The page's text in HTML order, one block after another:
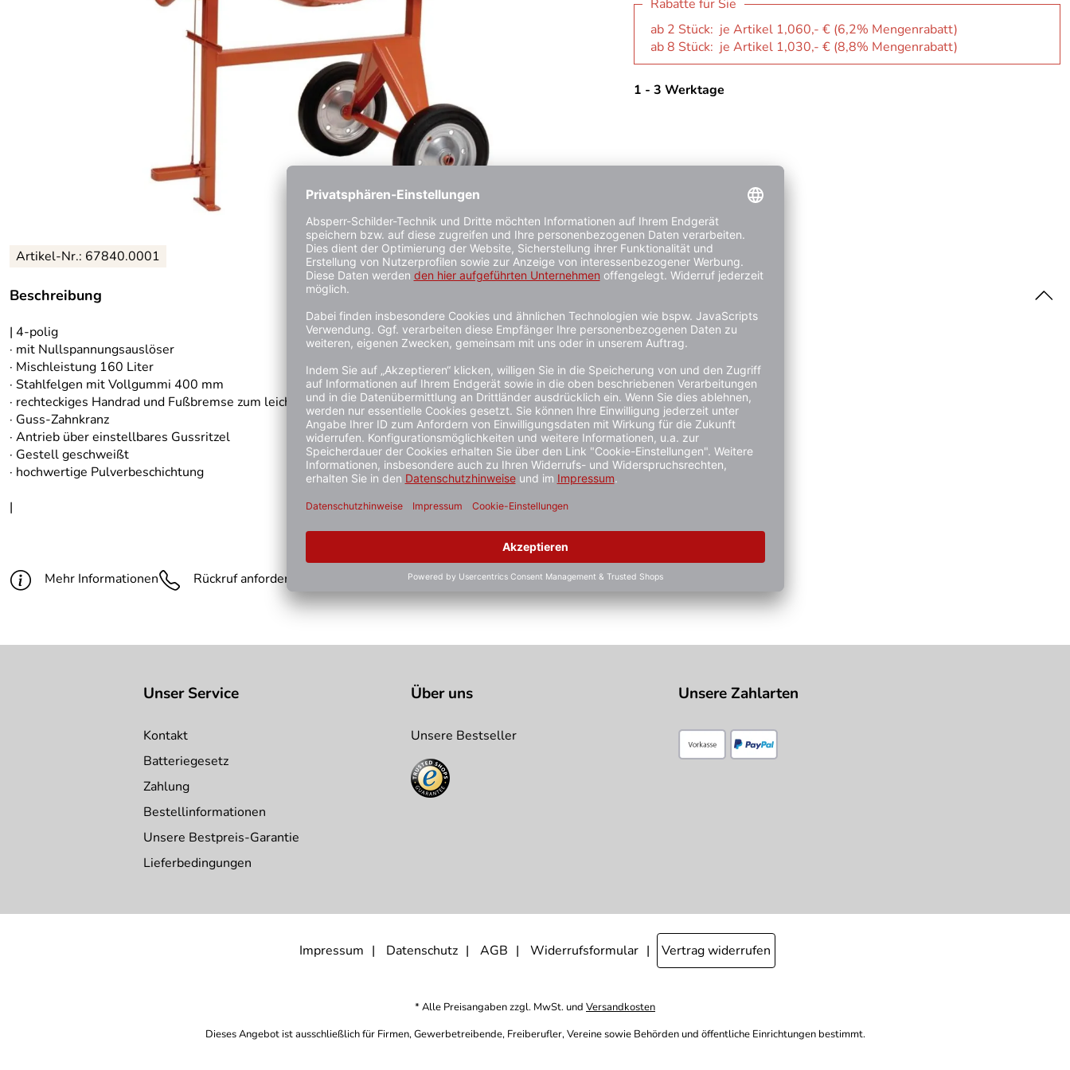
Rabatte für Sie
ab 2 Stück: je Artikel 1,060,- € (6,2% Mengenrabatt)
ab 8 Stück: je Artikel 1,030,- € (8,8% Mengenrabatt)
1 - 3 Werktage
Artikel-Nr.: 67840.0001
Beschreibung
| 4-polig
· mit Nullspannungsauslöser
· Mischleistung 160 Liter
· Stahlfelgen mit Vollgummi 400 mm
· rechteckiges Handrad und Fußbremse zum leichten Schwenken u. Feststellen der Trommel
· Guss-Zahnkranz
· Antrieb über einstellbares Gussritzel
· Gestell geschweißt
· hochwertige Pulverbeschichtung
|
Mehr Informationen Rückruf anfordern Günstiger gesehen?
Unser Service
Kontakt
Batteriegesetz
Zahlung
Bestellinformationen
Unsere Bestpreis-Garantie
Lieferbedingungen
Über uns
Unsere Bestseller
Unsere Zahlarten
Impressum Datenschutz AGB Widerrufsformular Vertrag widerrufen
* Alle Preisangaben zzgl. MwSt. und Versandkosten
Dieses Angebot ist ausschließlich für Firmen, Gewerbetreibende, Freiberufler, Vereine sowie Behörden und öffentliche Einrichtungen bestimmt.